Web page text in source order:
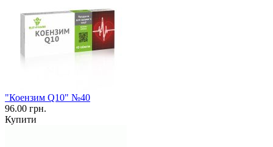
"Коензим Q10" №40
96.00 грн.
Купити